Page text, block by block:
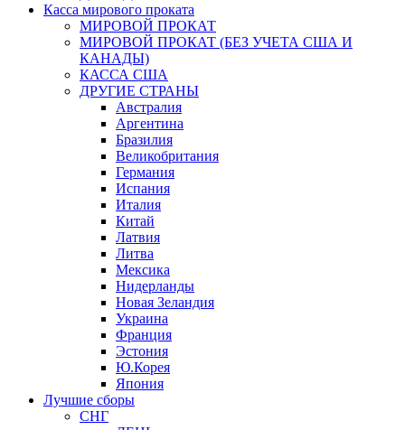
Касса мирового проката
МИРОВОЙ ПРОКАТ
МИРОВОЙ ПРОКАТ (БЕЗ УЧЕТА США И
КАНАДЫ)
КАССА США
ДРУГИЕ СТРАНЫ
Австралия
Аргентина
Бразилия
Великобритания
Германия
Испания
Италия
Китай
Латвия
Литва
Мексика
Нидерланды
Новая Зеландия
Украина
Франция
Эстония
Ю.Корея
Япония
Лучшие сборы
СНГ